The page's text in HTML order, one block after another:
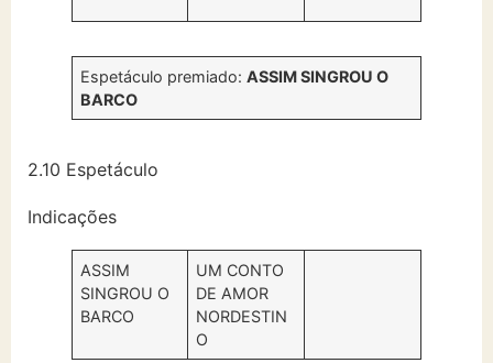
Espetáculo premiado:ASSIM SINGROU O
BARCO
2.10 Espetáculo
Indicações
ASSIM
SINGROU O
BARCO
UM CONTO
DE AMOR
NORDESTIN
O